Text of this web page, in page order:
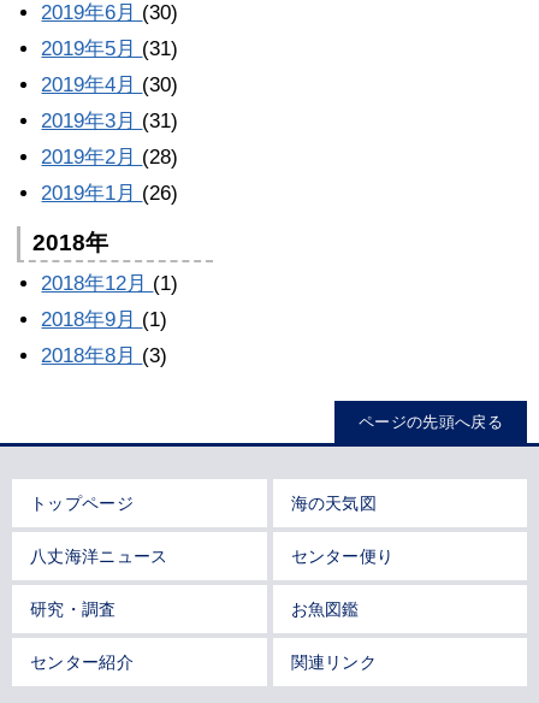
2019年6月 (30)
2019年5月 (31)
2019年4月 (30)
2019年3月 (31)
2019年2月 (28)
2019年1月 (26)
2018年
2018年12月 (1)
2018年9月 (1)
2018年8月 (3)
ページの先頭へ戻る
トップページ 海の天気図
八丈海洋ニュース センター便り
研究・調査 お魚図鑑
センター紹介 関連リンク